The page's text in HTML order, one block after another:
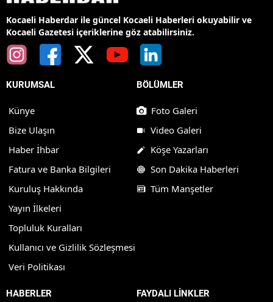
Kocaeli Haberdar ile güncel Kocaeli Haberleri okuyabilir ve
Kocaeli Gazetesi içeriklerine göz atabilirsiniz.
KURUMSAL
Künye
Bize Ulaşın
Haber İhbar
Fatura ve Banka Bilgileri
Kuruluş Hakkında
Yayın İlkeleri
Topluluk Kuralları
Kullanıcı ve Gizlilik Sözleşmesi
Veri Politikası
BÖLÜMLER
Foto Galeri
Video Galeri
Köşe Yazarları
Son Dakika Haberleri
Tüm Manşetler
HABERLER FAYDALI LİNKLER